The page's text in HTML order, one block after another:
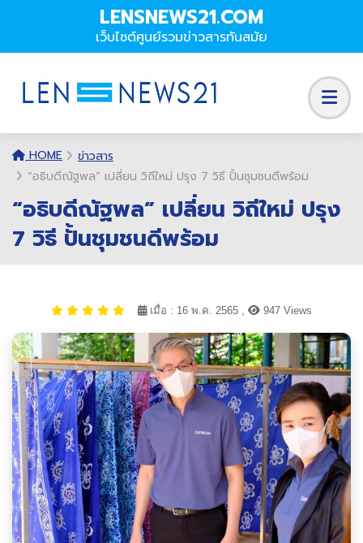
LENSNEWS21.COM
เว็บไซต์ศูนย์รวมข่าวสารทันสมัย
HOME
ข่าวสาร
“อธิบดีณัฐพล” เปลี่ยน วิถีใหม่ ปรุง 7 วิธี ปั้นชุมชนดีพร้อม
“อธิบดีณัฐพล” เปลี่ยน วิถีใหม่ ปรุง
7 วิธี ปั้นชุมชนดีพร้อม
เมื่อ : 16 พ.ค. 2565 , 947 Views